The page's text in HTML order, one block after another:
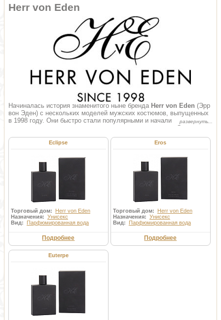
Herr von Eden
Начиналась история знаменитого ныне бренда Herr von Eden (Эрр
вон Эден) с нескольких моделей мужских костюмов, выпущенных
в 1998 году. Они быстро стали популярными и начали
пользоваться спросом у знаменитых лиц в мире моды. Спустя
время, несколько моделей превратились статную в коллекцию, а
уже в 2004 году бренд Herr von Eden запустил и одежду для
открываться эксклюзивные магазины компании, которая быстро
завоевала сердца многих знаменитых людей.
Развитие бренда на этом не остановилось. В 2008 году начала
создаваться коллекция Herr von Eden парфюмерия, которая
изначально была доступна только в фирменных магазинах
Германии, но сейчас она стала популярна и среди российских
ценителей хорошего парфюма.
Eclipse
Торговый дом: Herr von Eden
Назначения: Унисекс
Вид: Парфюмированная вода
Подробнее
Eros
Торговый дом: Herr von Eden
Назначения: Унисекс
Вид: Парфюмированная вода
Подробнее
Euterpe